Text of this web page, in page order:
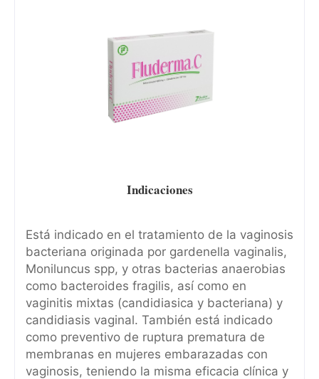
Indicaciones
Está indicado en el tratamiento de la vaginosis
bacteriana originada por gardenella vaginalis,
Moniluncus spp, y otras bacterias anaerobias
como bacteroides fragilis, así como en
vaginitis mixtas (candidiasica y bacteriana) y
candidiasis vaginal. También está indicado
como preventivo de ruptura prematura de
membranas en mujeres embarazadas con
vaginosis, teniendo la misma eficacia clínica y